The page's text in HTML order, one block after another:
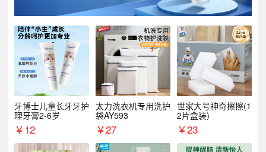
牙博士儿童长牙牙护
理牙膏2-6岁
￥12
太力洗衣机专用洗护
袋AY593
￥27
世家大号神奇擦擦(1
2片盒装)
￥23